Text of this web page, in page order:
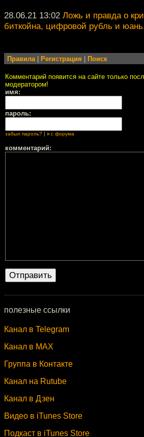
28.06.21 13:02 Ложь и правда о
биткойна, цифровой рубль и юань
Правила| Регистрация Поиск
Комментарий появится на сайте только
модератором!
имя:
пароль:
забыл пароль? я с форума
комментарий:
полезные ссылки
Канал в Telegram
Канал в MAX
Группа в Контакте
Канал на Rutube
Канал в Дзен
Видео в iTunes Store
Подкаст в iTunes Store